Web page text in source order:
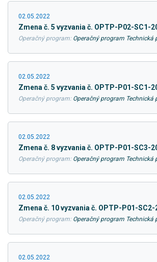
Skočiť
pätičku
stránky
02.05.2022
Zmena č. 5 vyzvania č. OPTP-P02-SC1-
Operačný program: Operačný program Technická
02.05.2022
Zmena č. 5 vyzvania č. OPTP-P01-SC1-
Operačný program: Operačný program Technická
02.05.2022
Zmena č. 8 vyzvania č. OPTP-P01-SC3-
Operačný program: Operačný program Technická
02.05.2022
Zmena č. 10 vyzvania č. OPTP-P01-
Operačný program: Operačný program Technická
02.05.2022